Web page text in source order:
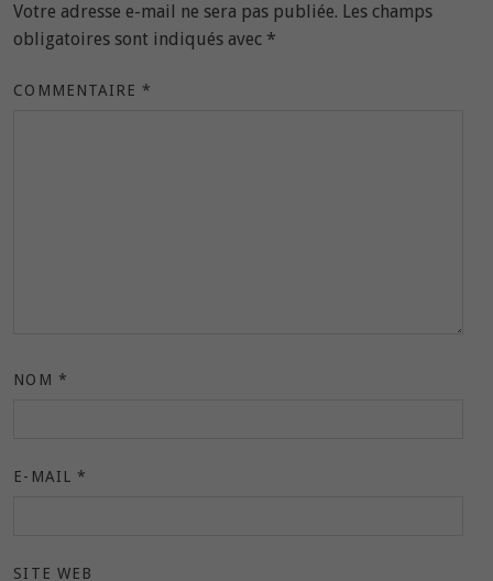
Votre adresse e-mail ne sera pas publiée. Les champs
obligatoires sont indiqués avec *
COMMENTAIRE*
NOM *
E-MAIL *
SITE WEB